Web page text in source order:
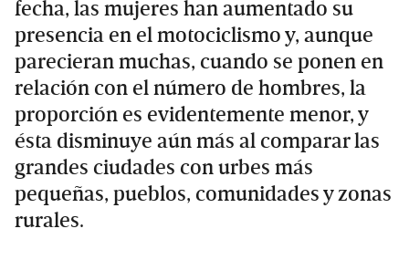
fecha, las mujeres han aumentado su
presencia en el motociclismo y, aunque
parecieran muchas, cuando se ponen en
relación con el número de hombres, la
proporción es evidentemente menor, y
ésta disminuye aún más al comparar las
grandes ciudades con urbes más
pequeñas, pueblos, comunidades y zonas
rurales.